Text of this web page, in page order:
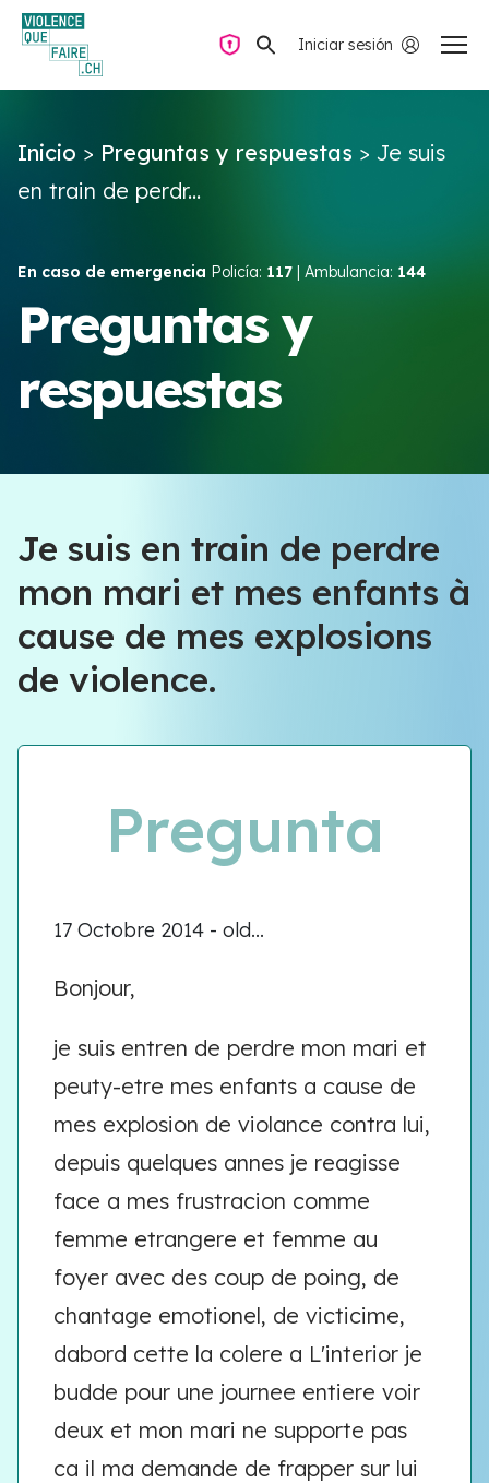
Iniciar sesión
Preguntas y respuestas
Violencia de pareja
Recursos y campañas
Navegación privada
Inicio > Preguntas y respuestas > Je suis
en train de perdr...
En caso de emergencia Policía: 117 | Ambulancia: 144
Preguntas y
respuestas
Je suis en train de perdre
mon mari et mes enfants à
cause de mes explosions
de violence.
Pregunta
17 Octobre 2014 - old...
Bonjour,
je suis entren de perdre mon mari et
peuty-etre mes enfants a cause de
mes explosion de violance contra lui,
depuis quelques annes je reagisse
face a mes frustracion comme
femme etrangere et femme au
foyer avec des coup de poing, de
chantage emotionel, de victicime,
dabord cette la colere a L'interior je
budde pour une journee entiere voir
deux et mon mari ne supporte pas
ca il ma demande de frapper sur lui